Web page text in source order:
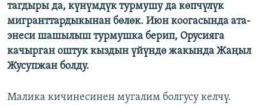
тагдыры да, күнүмдүк турмушу да көпчүлүк
мигранттардыкынан бөлөк. Июн коогасында ата-
энеси шашылыш турмушка берип, Орусияга
качырган оштук кыздын үйүндө жакында Жаңыл
Жусупжан болду.
Малика кичинесинен мугалим болгусу келчү.